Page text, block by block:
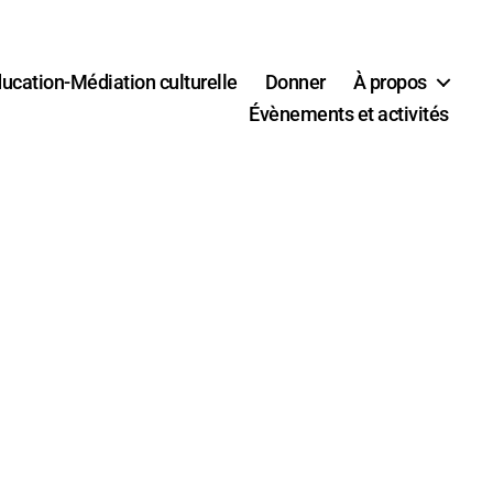
Médiation culturelle Donner
À propos
Évènements et activités